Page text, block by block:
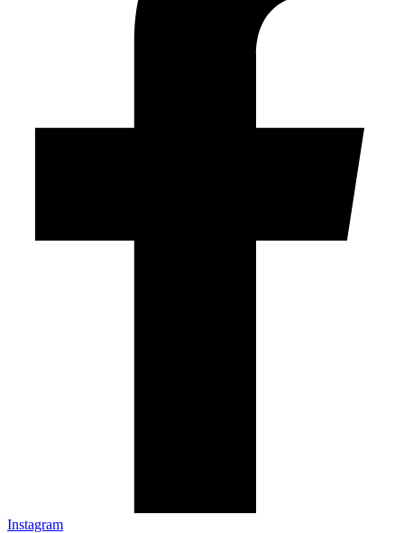
Instagram